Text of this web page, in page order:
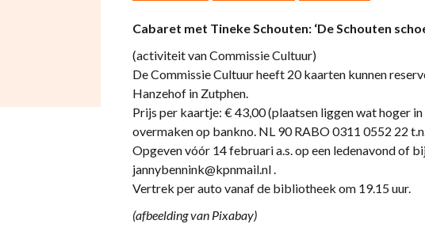
Cabaret met Tineke Schouten: ‘De Schouten
(activiteit van Commissie Cultuur)
De Commissie Cultuur heeft 20 kaarten kunnen
Hanzehof in Zutphen.
Prijs per kaartje: € 43,00 (plaatsen liggen wat hoger
overmaken op bankno. NL 90 RABO 0311 0552 22
Opgeven vóór 14 februari a.s. op een ledenavond of
jannybennink@kpnmail.nl .
Vertrek per auto vanaf de bibliotheek om 19.15 uur.
(afbeelding van Pixabay)